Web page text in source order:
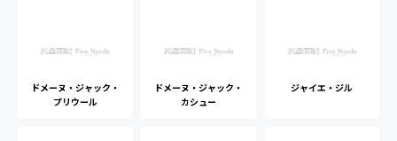
ドメーヌ・ジャック・
プリウール
ドメーヌ・ジャック・
カシュー
ジャイエ・ジル